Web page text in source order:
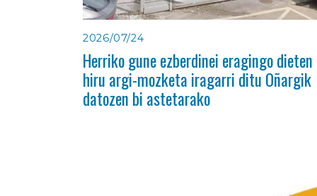
2026/07/24
Herriko gune ezberdinei eragingo dieten
hiru argi-mozketa iragarri ditu Oñargik
datozen bi astetarako